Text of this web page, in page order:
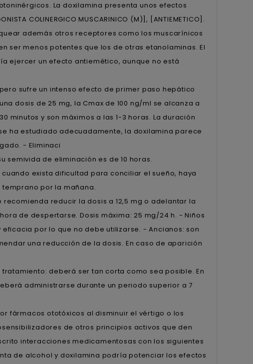
La doxilamina presenta unos efectos
COLINERGICO MUSCARINICO (M)], [ANTIEMETICO].
además otros receptores como los muscarínicos
ser menos potentes que los de otras etanolaminas. El
ejercer un efecto antiemético, aunque no está
sufre un intenso efecto de primer paso hepático
dosis de 25 mg, la Cmax de 100 ng/ml se alcanza a
minutos y son máximos a las 1-3 horas. La duración
ha estudiado adecuadamente, la doxilamina parece
- Eliminaci
semivida de eliminación es de 10 horas.
exista dificultad para conciliar el sueño, haya
por la mañana.
reducir la dosis a 12,5 mg o adelantar la
de despertarse. Dosis máxima: 25 mg/24 h. - Niños
por lo que no debe utilizarse. - Ancianos: son
una reducción de la dosis. En caso de aparición
deberá ser tan corta como sea posible. En
administrarse durante un periodo superior a 7
fármacos ototóxicos al disminuir el vértigo o los
de otros principios activos que den
interacciones medicamentosas con los siguientes
de alcohol y doxilamina podría potenciar los efectos